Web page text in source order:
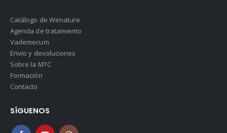
Catálogo de Wenature
Agenda de tratamiento
Vademecum
Envío y devoluciones
Sobre la MTC
Formación
Contacto
SÍGUENOS